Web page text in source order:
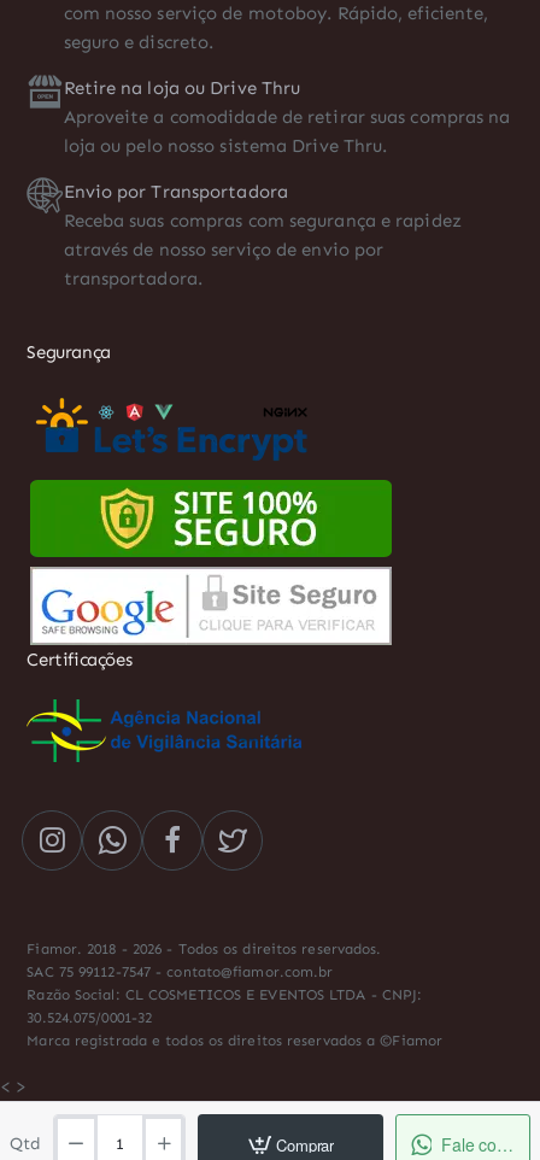
Qtd Comprar Fale conosco
com nosso serviço de motoboy. Rápido, eficiente,
seguro e discreto.
Retire na loja ou Drive Thru
Aproveite a comodidade de retirar suas compras na
loja ou pelo nosso sistema Drive Thru.
Envio por Transportadora
Receba suas compras com segurança e rapidez
através de nosso serviço de envio por
transportadora.
Segurança
Certificações
Fiamor. 2018 - 2026 - Todos os direitos reservados.
SAC 75 99112-7547 - contato@fiamor.com.br
Razão Social: CL COSMETICOS E EVENTOS LTDA - CNPJ:
30.524.075/0001-32
Marca registrada e todos os direitos reservados a ©Fiamor
< >